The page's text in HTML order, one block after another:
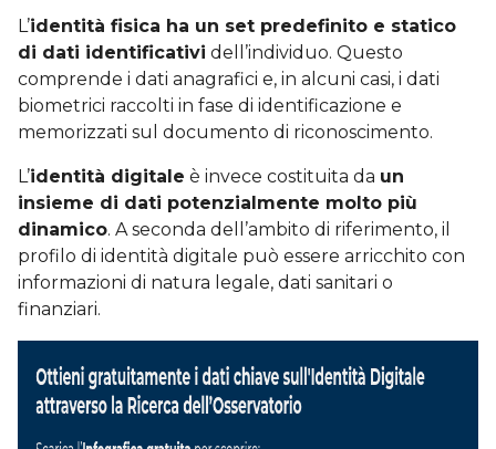
L’identità fisica ha un set predefinito e statico
di dati identificativi dell’individuo. Questo
comprende i dati anagrafici e, in alcuni casi, i dati
biometrici raccolti in fase di identificazione e
memorizzati sul documento di riconoscimento.
L’identità digitale è invece costituita da un
insieme di dati potenzialmente molto più
dinamico. A seconda dell’ambito di riferimento, il
profilo di identità digitale può essere arricchito con
informazioni di natura legale, dati sanitari o
finanziari.